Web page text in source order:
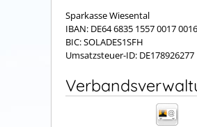
Sparkasse Wiesental
IBAN: DE64 6835 1557 0017
BIC: SOLADES1SFH
Umsatzsteuer-ID: DE178926277